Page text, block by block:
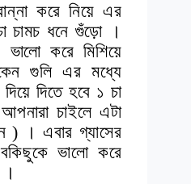
করে নিয়ে এর
চামচ ধনে গুঁড়ো ।
করে মিশিয়ে
গুলি এর মধ্যে
দিতে হবে ১ চা
চাইলে এটা
) । এবার গ্যাসের
ভালো করে
।